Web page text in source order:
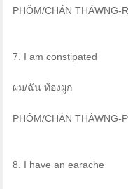
PHǑM/CHÁN THÁWNG-
7. I am constipated
ผม/ฉัน ท้องผูก
PHǑM/CHÁN THÁWNG-
8. I have an earache